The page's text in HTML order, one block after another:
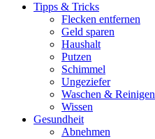
Tipps & Tricks
Flecken entfernen
Geld sparen
Haushalt
Putzen
Schimmel
Ungeziefer
Waschen & Reinigen
Wissen
Gesundheit
Abnehmen